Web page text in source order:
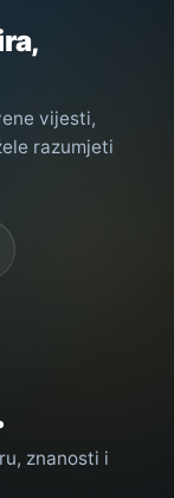
vijesti,
razumjeti
znanosti i